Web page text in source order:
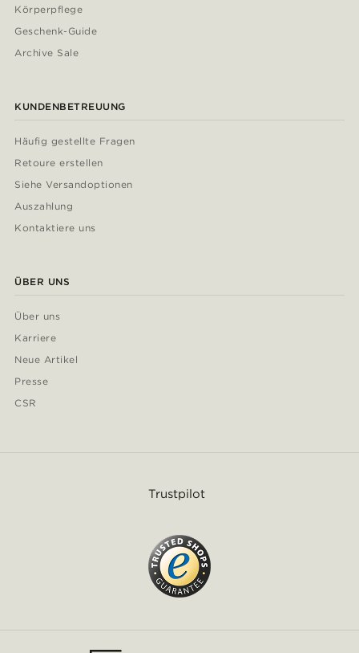
Körperpflege
Geschenk-Guide
Archive Sale
KUNDENBETREUUNG
Häufig gestellte Fragen
Retoure erstellen
Siehe Versandoptionen
Auszahlung
Kontaktiere uns
ÜBER UNS
Über uns
Karriere
Neue Artikel
Presse
CSR
Trustpilot